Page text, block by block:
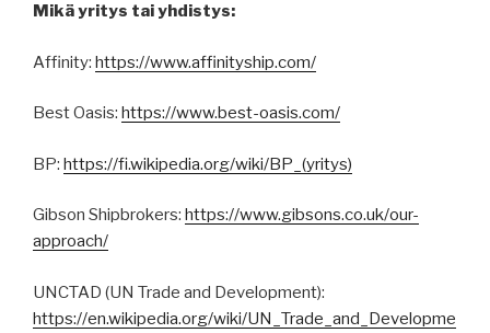
Mikä yritys tai yhdistys:
Affinity: https://www.affinityship.com/
Best Oasis: https://www.best-oasis.com/
BP: https://fi.wikipedia.org/wiki/BP_(yritys)
Gibson Shipbrokers: https://www.gibsons.co.uk/our-
approach/
UNCTAD (UN Trade and Development):
https://en.wikipedia.org/wiki/UN_Trade_and_Developme